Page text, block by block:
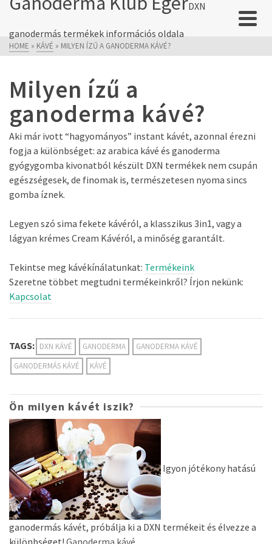
DXN
ganodermás termékek információs oldala
HOME » KÁVÉ » MILYEN ÍZŰ A GANODERMA KÁVÉ?
Milyen ízű a
ganoderma kávé?
Aki már ivott “hagyományos” instant kávét, azonnal érezni
fogja a különbséget: az arabica kávé és ganoderma
gyógygomba kivonatból készült DXN termékek nem csupán
egészségesek, de finomak is, természetesen nyoma sincs
gomba íznek.
Legyen szó sima fekete kávéról, a klasszikus 3in1, vagy a
lágyan krémes Cream Kávéról, a minőség garantált.
Tekintse meg kávékínálatunkat: Termékeink
Szeretne többet megtudni termékeinkről? Írjon nekünk:
Kapcsolat
TAGS: DXN KÁVÉ GANODERMA
GANODERMA KÁVÉ
GANODERMÁS KÁVÉ
KÁVÉ
Ön milyen kávét iszik?
Igyon jótékony hatású
ganodermás kávét, próbálja ki a DXN termékeit és élvezze a
különbséget! Ganoderma kávé